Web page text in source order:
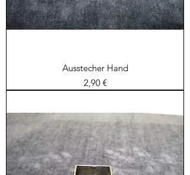
Ausstecher Hand
Preis
2,90 €